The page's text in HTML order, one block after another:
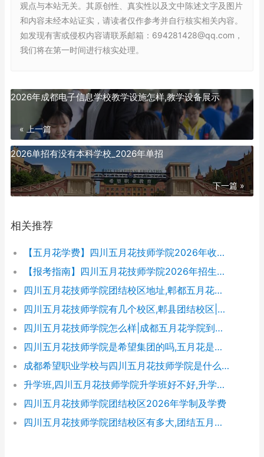
观点与本站无关。其原创性、真实性以及文中陈述文字及图片
和内容未经本站证实，请读者仅作参考并自行核实相关内容。
如发现有害或侵权内容请联系邮箱：694281428@qq.com，
我们将在第一时间进行核实处理。
2026年成都电子信息学校教学设施怎样,教学设备展示
« 上一篇
2026单招有没有本科学校_2026年单招
下一篇 »
相关推荐
【五月花学费】四川五月花技师学院2026年收费标准及招生专业
【报考指南】四川五月花技师学院2026年招生简章及学费表
四川五月花技师学院团结校区地址,郫都五月花校园环境好不好
四川五月花技师学院有几个校区,郫县团结校区|金堂校区|康定分校
四川五月花技师学院怎么样|成都五月花学院到底好不好
四川五月花技师学院是希望集团的吗,五月花是哪个集团的
成都希望职业学校与四川五月花技师学院是什么关系
升学班,四川五月花技师学院升学班好不好,升学率高吗|升学保障
四川五月花技师学院团结校区2026年学制及学费
四川五月花技师学院团结校区有多大,团结五月花有多少学生